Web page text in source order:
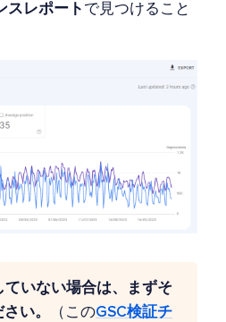
スレポート で見つけること
ていない場合は、まずそ
い。
（このGSC検証チ